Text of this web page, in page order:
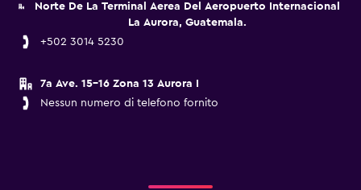
Norte De La Terminal Aerea Del Aeropuerto Internacional
La Aurora, Guatemala.
+502 3014 5230
7a Ave. 15-16 Zona 13 Aurora I
Nessun numero di telefono fornito